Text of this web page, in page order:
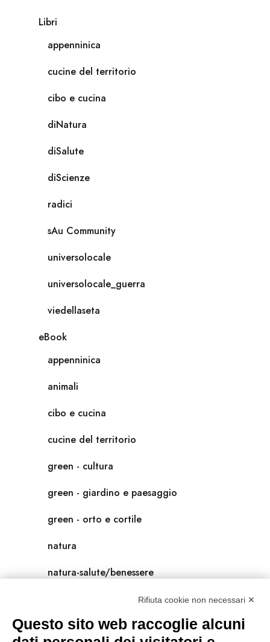
Libri
appenninica
cucine del territorio
cibo e cucina
diNatura
diSalute
diScienze
radici
sAu Community
universolocale
universolocale_guerra
viedellaseta
eBook
appenninica
animali
cibo e cucina
cucine del territorio
green - cultura
green - giardino e paesaggio
green - orto e cortile
natura
natura-salute/benessere
scienza
Rifiuta cookie non necessari ✕
Questo sito web raccoglie alcuni